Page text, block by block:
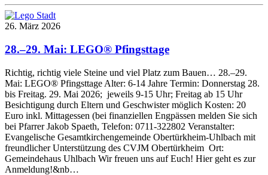
26. März 2026
28.–29. Mai: LEGO® Pfingsttage
Richtig, richtig viele Steine und viel Platz zum Bauen… 28.–29.
Mai: LEGO® Pfingsttage Alter: 6-14 Jahre Termin: Donnerstag 28.
bis Freitag. 29. Mai 2026; jeweils 9-15 Uhr; Freitag ab 15 Uhr
Besichtigung durch Eltern und Geschwister möglich Kosten: 20
Euro inkl. Mittagessen (bei finanziellen Engpässen melden Sie sich
bei Pfarrer Jakob Spaeth, Telefon: 0711-322802 Veranstalter:
Evangelische Gesamtkirchengemeinde Obertürkheim-Uhlbach mit
freundlicher Unterstützung des CVJM Obertürkheim Ort:
Gemeindehaus Uhlbach Wir freuen uns auf Euch! Hier geht es zur
Anmeldung!&nb…